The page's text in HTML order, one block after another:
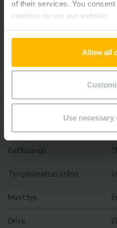
of their services. You
continue to use our website.
Allow all
Use
Batteriets renoveringsår
Drifttimmar
Gaffellängd
Tyngdpunktsavstånd
Mast typ
Drive